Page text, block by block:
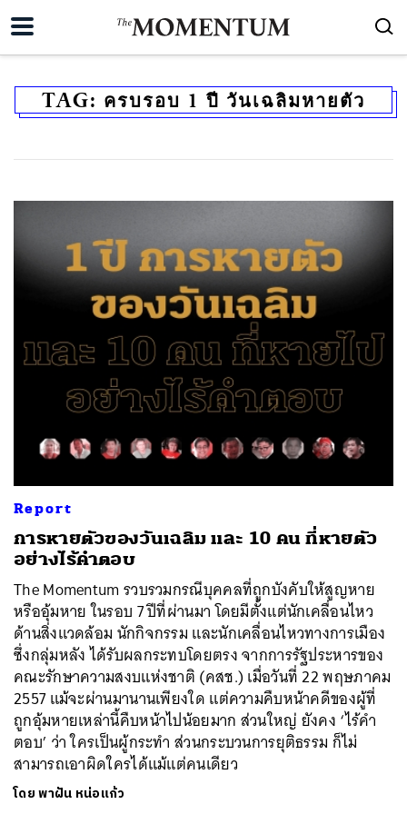
TAG: ครบรอบ 1 ปี วันเฉลิมหายตัว
Report
การหายตัวของวันเฉลิม และ 10 คน ที่หายตัว
อย่างไร้คำตอบ
The Momentum รวบรวมกรณีบุคคลที่ถูกบังคับให้สูญหาย
หรืออุ้มหาย ในรอบ 7 ปีที่ผ่านมา โดยมีตั้งแต่นักเคลื่อนไหว
ด้านสิ่งแวดล้อม นักกิจกรรม และนักเคลื่อนไหวทางการเมือง
ซึ่งกลุ่มหลัง ได้รับผลกระทบโดยตรง จากการรัฐประหารของ
คณะรักษาความสงบแห่งชาติ (คสช.) เมื่อวันที่ 22 พฤษภาคม
2557 แม้จะผ่านมานานเพียงใด แต่ความคืบหน้าคดีของผู้ที่
ถูกอุ้มหายเหล่านี้คืบหน้าไปน้อยมาก ส่วนใหญ่ ยังคง ‘ไร้คำ
ตอบ’ ว่า ใครเป็นผู้กระทำ ส่วนกระบวนการยุติธรรม ก็ไม่
สามารถเอาผิดใครได้แม้แต่คนเดียว
โดยพาฝัน หน่อแก้ว
SHARE TWEET LINE EMAIL